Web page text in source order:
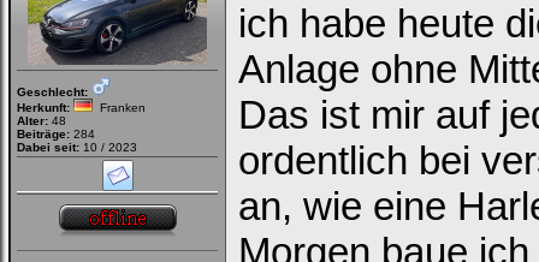
Geschlecht:
Herkunft:
Franken
Alter: 48
Beiträge: 284
Dabei seit: 10 / 2023
ich habe heute
Anlage ohne
Das ist mir auf
ordentlich bei
an, wie eine
Morgen baue